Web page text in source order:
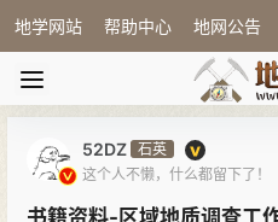
地学网站 帮助中心 地网公告
52DZ 石英
这个人不懒，什么都留下了！
书籍资料-区域地质调查工